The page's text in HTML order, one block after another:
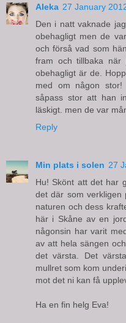
Aleka 27 January
Den i natt vaknade
obehagligt men de
och förså vad som
fram och tillbaka när
obehagligt är de.
med om någon
såpass stor att han
läskigt. men de var
Reply
Min plats i solen 27
Hu! Skönt att det har
det där som
naturen och dess
här i Skåne av en
någonsin har varit
av att hela sängen
det värsta. Det
mullret som kom
mot det ni kan få
Ha en fin helg Eva!